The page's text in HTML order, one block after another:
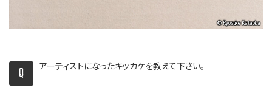
© Ryosuke Kataoka
Q アーティストになったキッカケを教えて下さい。